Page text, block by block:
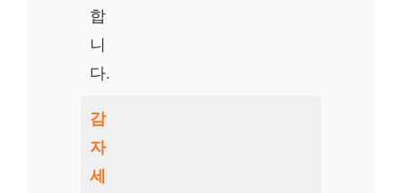
합
니
다.
감
자
세